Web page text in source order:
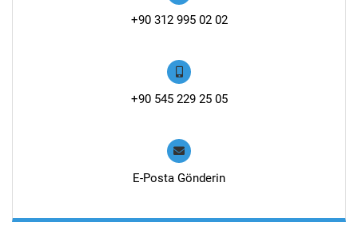
+90 312 995 02 02
+90 545 229 25 05
E-Posta Gönderin